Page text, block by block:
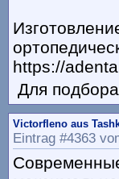
https://
Для
Victorfleno aus
Eintrag #4363